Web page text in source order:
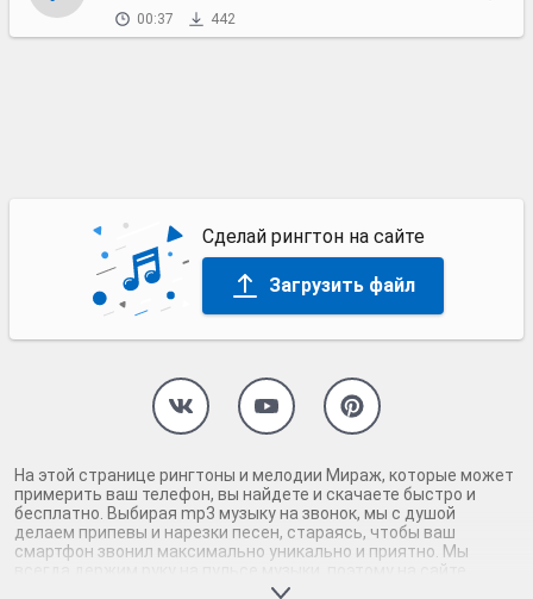
00:37 442
Сделай рингтон на сайте
Загрузить файл
На этой странице рингтоны и мелодии Мираж, которые может
примерить ваш телефон, вы найдете и скачаете быстро и
бесплатно. Выбирая mp3 музыку на звонок, мы с душой
делаем припевы и нарезки песен, стараясь, чтобы ваш
смартфон звонил максимально уникально и приятно. Мы
всегда держим руку на пульсе музыки, поэтому на сайте
присутствуют только самые нормальные рингтоны Мираж.